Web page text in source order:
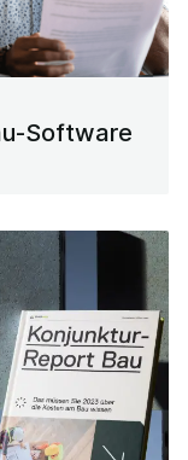
Software